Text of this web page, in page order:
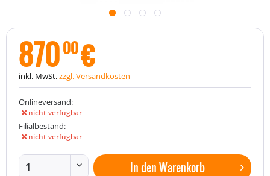
87000€
inkl. MwSt.zzgl. Versandkosten
Onlineversand:
nicht verfügbar
Filialbestand:
nicht verfügbar
In denWarenkorb